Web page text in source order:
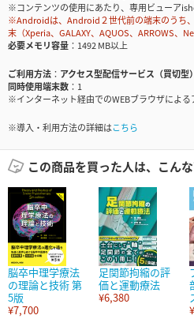
※コンテンツの使用にあたり、専用ビューア
※Androidは、Android２世代前の端末のうち
末（Xperia、GALAXY、AQUOS、ARROWS、
必要メモリ容量
1492 MB以上
ご利用方法
アクセス型配信サービス（買切型）
同時使用端末数
1
※インターネット経由でのWEBブラウザによる
※導入・利用方法の詳細はこちら
この商品を買った人は、こんな
脳卒中理学療法
の理論と技術 第
5版
¥7,700
足関節拘縮の評
価と運動療法
¥6,380